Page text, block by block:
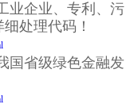
业企业、专利、污
处理代码！
国省级绿色金融发